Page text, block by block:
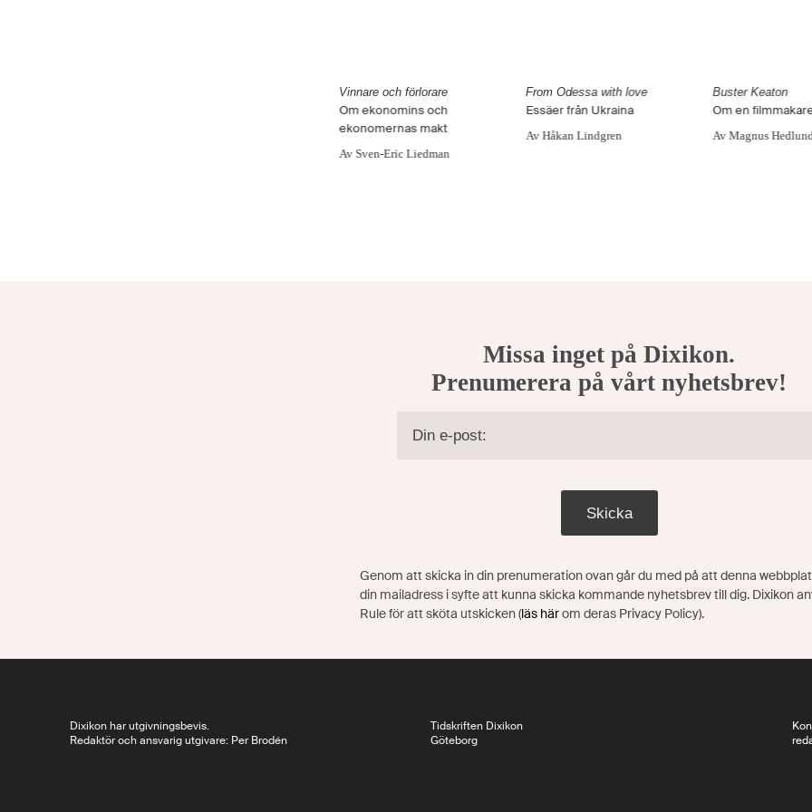
Vinnare och förlorare
Om ekonomins och
ekonomernas makt
Av Sven-Eric Liedman
From Odessa with love
Essäer från Ukraina
Av Håkan Lindgren
Buster Keaton
Om en
Av Magnus
Missa inget på Dixikon.
Prenumerera på vårt nyhetsbrev!
Skicka
Genom att skicka in din prenumeration ovan går du med på att denna
din mailadress i syfte att kunna skicka kommande nyhetsbrev till dig. Dixikon
Rule för att sköta utskicken (läs härom deras Privacy Policy).
Dixikon har utgivningsbevis.
Redaktör och ansvarig utgivare: Per Brodén
Tidskriften Dixikon
Göteborg